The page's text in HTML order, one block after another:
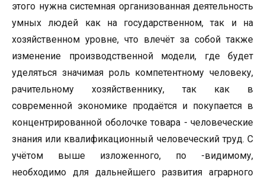
этого нужна системная организованная деятельность
умных людей как на государственном, так и на
хозяйственном уровне, что влечёт за собой также
изменение производственной модели, где будет
уделяться значимая роль компетентному человеку,
рачительному хозяйственнику, так как в
современной экономике продаётся и покупается в
концентрированной оболочке товара - человеческие
знания или квалификационный человеческий труд. С
учётом выше изложенного, по -видимому,
необходимо для дальнейшего развития аграрного